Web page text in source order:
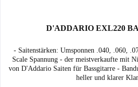
D'ADDARIO EXL220
- Saitenstärken: Umsponnen .040, .060,
Scale Spannung - der meistverkaufte mit
von D'Addario Saiten für Bassgitarre -
heller und klarer